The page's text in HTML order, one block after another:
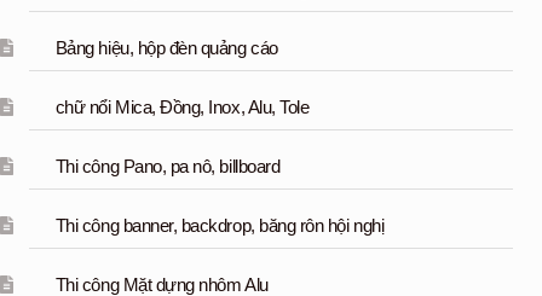
Bảng hiệu, hộp đèn quảng cáo
chữ nổi Mica, Đồng, Inox, Alu, Tole
Thi công Pano, pa nô, billboard
Thi công banner, backdrop, băng rôn hội nghị
Thi công Mặt dựng nhôm Alu